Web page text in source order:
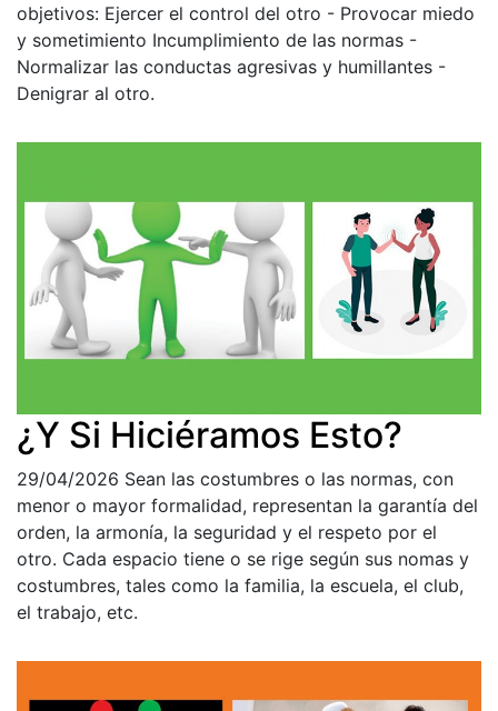
objetivos: Ejercer el control del otro - Provocar miedo
y sometimiento Incumplimiento de las normas -
Normalizar las conductas agresivas y humillantes -
Denigrar al otro.
¿Y Si Hiciéramos Esto?
29/04/2026 Sean las costumbres o las normas, con
menor o mayor formalidad, representan la garantía del
orden, la armonía, la seguridad y el respeto por el
otro. Cada espacio tiene o se rige según sus nomas y
costumbres, tales como la familia, la escuela, el club,
el trabajo, etc.